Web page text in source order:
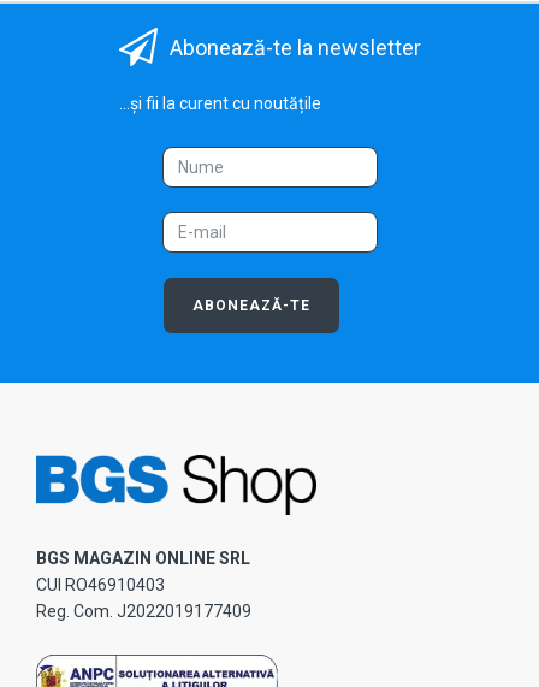
Abonează-te la newsletter
...și fii la curent cu noutățile
ABONEAZĂ-TE
BGS MAGAZIN ONLINE SRL
CUI RO46910403
Reg. Com. J2022019177409